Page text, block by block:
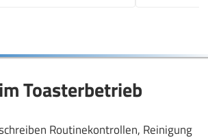
Toasterbetrieb
Routinekontrollen, Reinigung